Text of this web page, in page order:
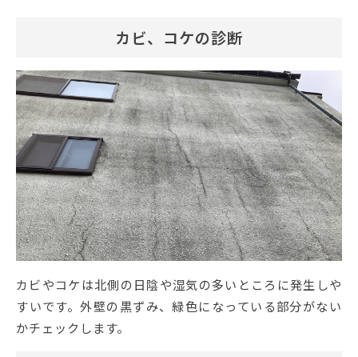
カビ、コケの診断
カビやコケは北側の日陰や湿気の多いところに発生しや
すいです。外壁の黒ずみ、緑色になっている部分がない
かチェックします。